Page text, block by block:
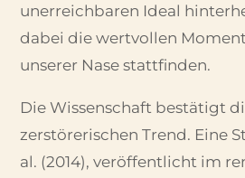
unerreichbaren Ideal
dabei die wertvollen
unserer Nase stattfinden.
Die Wissenschaft bestätigt
zerstörerischen Trend. Eine
al. (2014), veröffentlicht im